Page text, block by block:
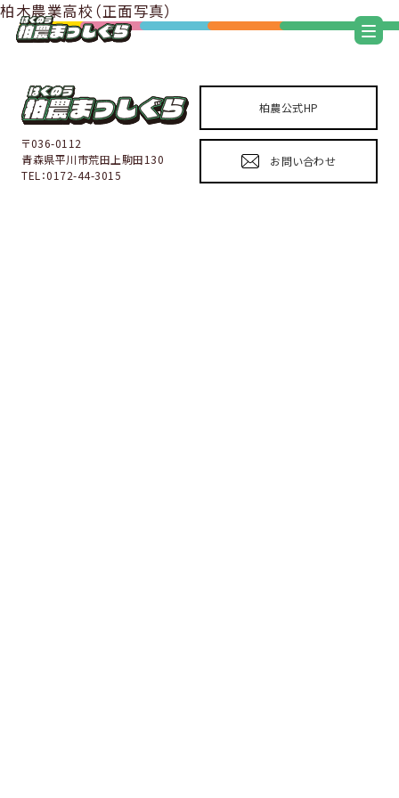
柏木農業高校（正面写真）
〒036-0112
青森県平川市荒田上駒田130
TEL：0172-44-3015
柏農公式HP
お問い合わせ